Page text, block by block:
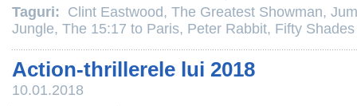
Taguri: Clint Eastwood, The Greatest Showman,
Jungle, The 15:17 to Paris, Peter Rabbit, Fifty
Action-thrillerele lui 2018
10.01.2018